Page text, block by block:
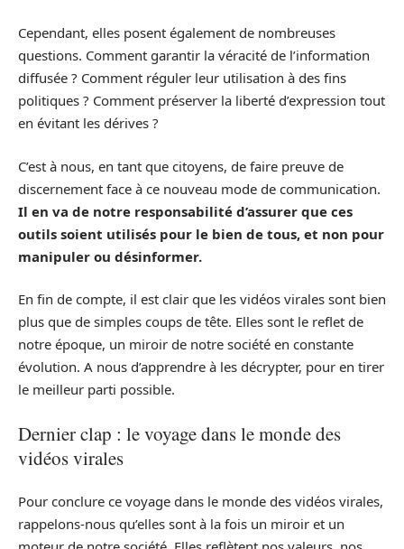
Cependant, elles posent également de nombreuses
questions. Comment garantir la véracité de l’information
diffusée ? Comment réguler leur utilisation à des fins
politiques ? Comment préserver la liberté d’expression tout
en évitant les dérives ?
C’est à nous, en tant que citoyens, de faire preuve de
discernement face à ce nouveau mode de communication.
Il en va de notre responsabilité d’assurer que ces
outils soient utilisés pour le bien de tous, et non pour
manipuler ou désinformer.
En fin de compte, il est clair que les vidéos virales sont bien
plus que de simples coups de tête. Elles sont le reflet de
notre époque, un miroir de notre société en constante
évolution. A nous d’apprendre à les décrypter, pour en tirer
le meilleur parti possible.
Dernier clap : le voyage dans le monde des
vidéos virales
Pour conclure ce voyage dans le monde des vidéos virales,
rappelons-nous qu’elles sont à la fois un miroir et un